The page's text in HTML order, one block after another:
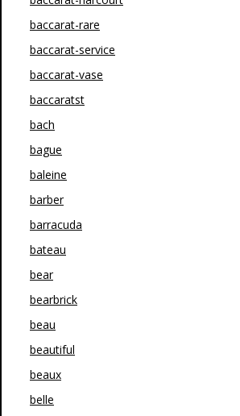
baccarat-rare
baccarat-service
baccarat-vase
baccaratst
bach
bague
baleine
barber
barracuda
bateau
bear
bearbrick
beau
beautiful
beaux
belle